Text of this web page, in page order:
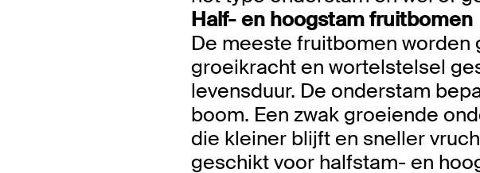
Half- en hoogstam fruitbomen
De meeste fruitbomen
groeikracht en wortelstelsel
levensduur. De onderstam
boom. Een zwak groeiende
die kleiner blijft en sneller
geschikt voor halfstam- en